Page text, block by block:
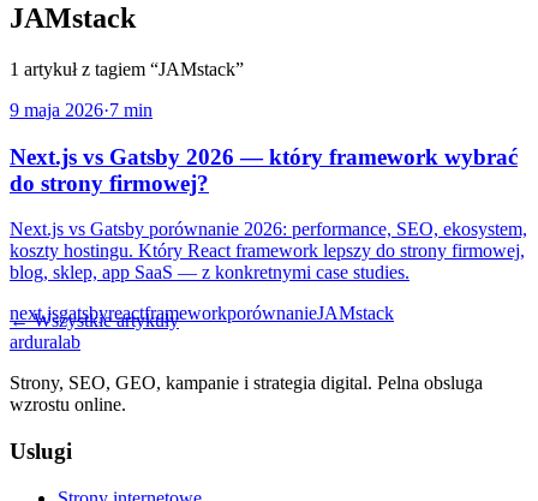
JAMstack
1 artykułz tagiem “JAMstack”
9 maja 2026·7 min
Next.js vs Gatsby 2026 — który framework wybrać
do strony firmowej?
Next.js vs Gatsby porównanie 2026: performance, SEO, ekosystem,
koszty hostingu. Który React framework lepszy do strony firmowej,
blog, sklep, app SaaS — z konkretnymi case studies.
next.jsgatsbyreactframeworkporównanieJAMstack
← Wszystkie artykuły
arduralab
Strony, SEO, GEO, kampanie i strategia digital. Pelna obsluga
wzrostu online.
Uslugi